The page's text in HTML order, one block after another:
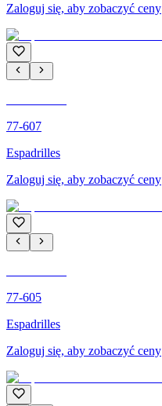
Zaloguj się, aby zobaczyć ceny
77-607
Espadrilles
Zaloguj się, aby zobaczyć ceny
77-605
Espadrilles
Zaloguj się, aby zobaczyć ceny